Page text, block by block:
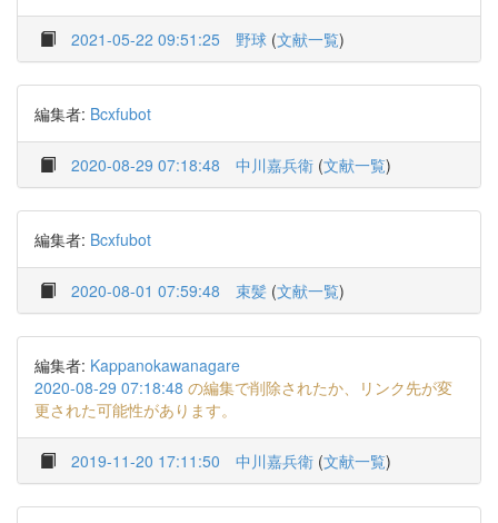
2021-05-22 09:51:25 野球 (文献一覧)
編集者: Bcxfubot
2020-08-29 07:18:48 中川嘉兵衛 (文献一覧)
編集者: Bcxfubot
2020-08-01 07:59:48 束髪 (文献一覧)
編集者: Kappanokawanagare
2020-08-29 07:18:48 の編集で削除されたか、リンク先が変
更された可能性があります。
2019-11-20 17:11:50 中川嘉兵衛 (文献一覧)